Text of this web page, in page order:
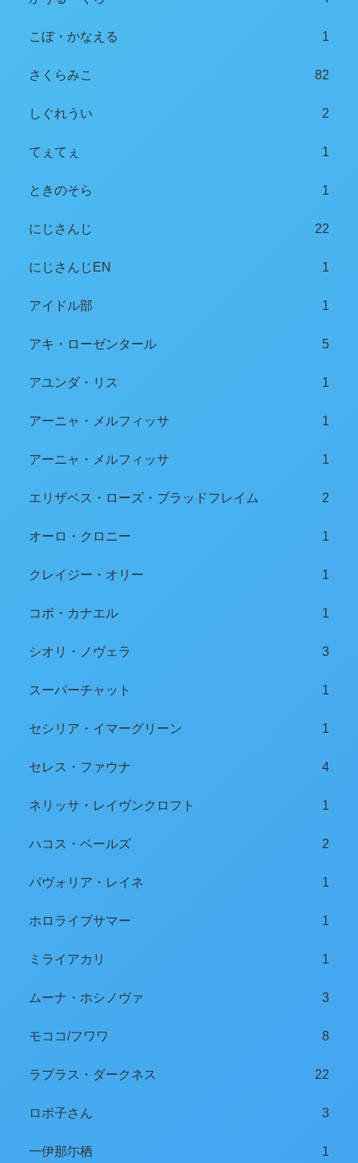
こぼ・かなえる 1
さくらみこ 82
しぐれうい 2
てぇてぇ 1
ときのそら 1
にじさんじ 22
にじさんじEN 1
アイドル部 1
アキ・ローゼンタール 5
アユンダ・リス 1
アーニャ・メルフィッサ 1
アーニャ・メルフィッサ 1
エリザベス・ローズ・ブラッドフレイム 2
オーロ・クロニー 1
クレイジー・オリー 1
コボ・カナエル 1
シオリ・ノヴェラ 3
スーパーチャット 1
セシリア・イマーグリーン 1
セレス・ファウナ 4
ネリッサ・レイヴンクロフト 1
ハコス・ベールズ 2
パヴォリア・レイネ 1
ホロライブサマー 1
ミライアカリ 1
ムーナ・ホシノヴァ 3
モココ/フワワ 8
ラプラス・ダークネス 22
ロボ子さん 3
一伊那尓栖 1